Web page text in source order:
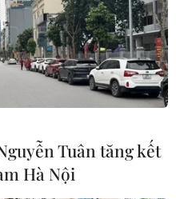
Tuân tăng kết
Hà Nội